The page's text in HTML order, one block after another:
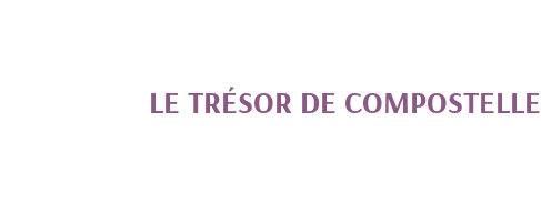
LE TRÉSOR DE COMPOSTELLE